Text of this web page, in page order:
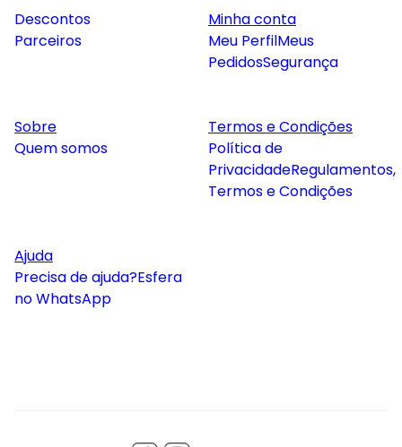
Descontos
Parceiros
Minha conta
Meu PerfilMeus
PedidosSegurança
Sobre
Quem somos
Termos e Condições
Política de
PrivacidadeRegulamentos,
Termos e Condições
Ajuda
Precisa de ajuda?Esfera
no WhatsApp